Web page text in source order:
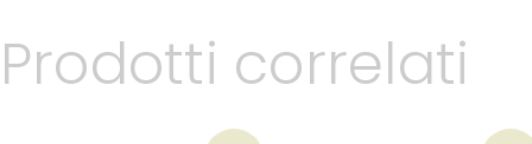
Prodotti correlati